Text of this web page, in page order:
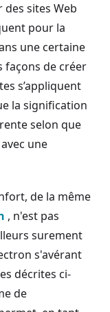
des sites Web
pour la
une certaine
façons de créer
s’appliquent
la signification
selon que
une
de la même
, n'est pas
surement
s'avérant
décrites ci-
de